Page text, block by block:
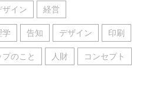
ザイン 経営
学 告知 デザイン 印刷
のこと 人財 コンセプト